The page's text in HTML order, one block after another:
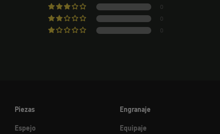
0
0
0
Piezas
Espejo
Engranaje
Equipaje